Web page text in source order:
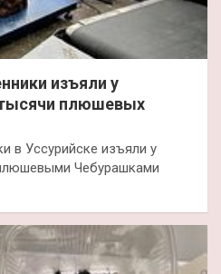
изъяли у
плюшевых
в Уссурийске изъяли у
Чебурашками